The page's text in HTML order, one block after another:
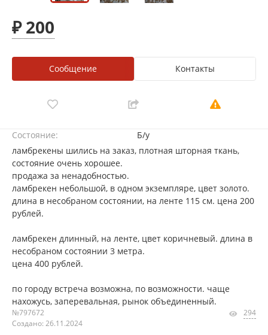
₽ 200
Сообщение Контакты
Состояние:
Б/у
ламбрекены шились на заказ, плотная шторная ткань,
состояние очень хорошее.
продажа за ненадобностью.
ламбрекен небольшой, в одном экземпляре, цвет золото.
длина в несобраном состоянии, на ленте 115 см. цена 200
рублей.
ламбрекен длинный, на ленте, цвет коричневый. длина в
несобраном состоянии 3 метра.
цена 400 рублей.
по городу встреча возможна, по возможности. чаще
нахожусь, заперевальная, рынок объединенный.
№797672
Создано: 26.11.2024
294